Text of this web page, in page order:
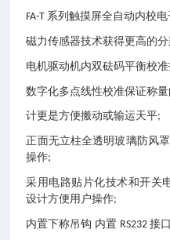
FA-T系列触摸屏全自动内校
磁力传感器技术获得更高的
电机驱动机内双砝码平衡校
数字化多点线性校准保证称
计更是方便搬动或输运天平;
正面无立柱全透明玻璃防风
操作;
采用电路贴片化技术和开关
设计方便用户操作;
内置下称吊钩 内置 RS232接